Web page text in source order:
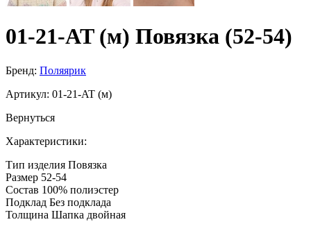
01-21-AT (м) Повязка (52-54)
Бренд: Поляярик
Артикул: 01-21-AT (м)
Вернуться
Характеристики:
Тип изделия Повязка
Размер 52-54
Состав 100% полиэстер
Подклад Без подклада
Толщина Шапка двойная